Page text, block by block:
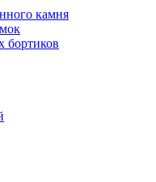
камня
бортиков